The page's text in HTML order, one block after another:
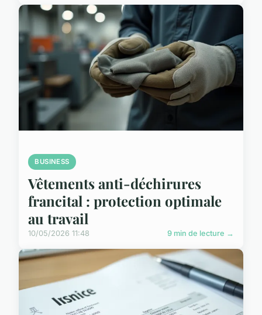
BUSINESS
Vêtements anti-déchirures
francital : protection optimale
au travail
10/05/2026 11:48 9 min de lecture →